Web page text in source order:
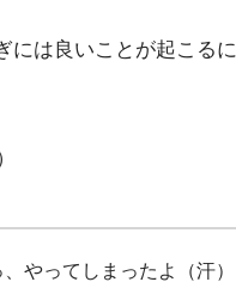
には良いことが起こる
やってしまったよ（汗）